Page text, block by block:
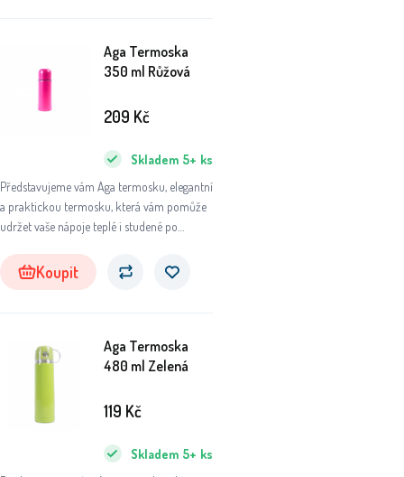
Aga Termoska
350 ml Růžová
Představujeme vám Aga termosku, elegantní
a praktickou termosku, která vám pomůže
udržet vaše nápoje teplé i studené po
přírody, do práce nebo na sportovní aktivity,
tato termoska se stane vaším
Skladem 5+ ks
209 Kč
Koupit
Aga Termoska
480 ml Zelená
Skladem 5+ ks
119 Kč